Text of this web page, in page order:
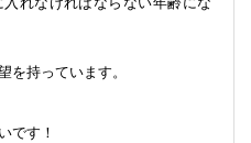
を持っています。
です！